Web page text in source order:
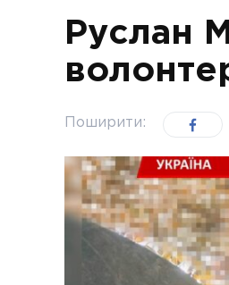
УКРАЇНА
Руслан
Поширити: